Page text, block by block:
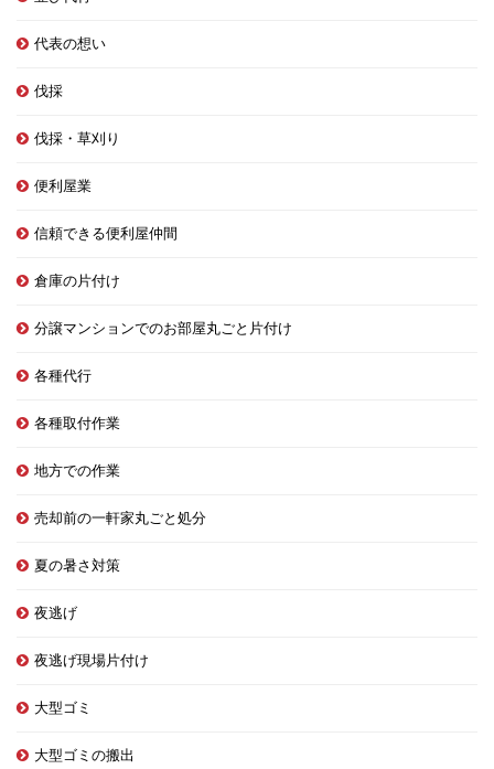
代表の想い
伐採
伐採・草刈り
便利屋業
信頼できる便利屋仲間
倉庫の片付け
分譲マンションでのお部屋丸ごと片付け
各種代行
各種取付作業
地方での作業
売却前の一軒家丸ごと処分
夏の暑さ対策
夜逃げ
夜逃げ現場片付け
大型ゴミ
大型ゴミの搬出